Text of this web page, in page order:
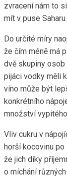
zvracení nám to
mít v puse
Do určité míry
že čím méně má
dvě skupiny osob
pijáci vodky měli
víno může být
konkrétního
množství
Vliv cukru v
horší kocovinu
že jich díky
o míchání